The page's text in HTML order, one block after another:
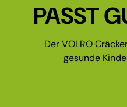
PASST
Der VOLRO
gesunde